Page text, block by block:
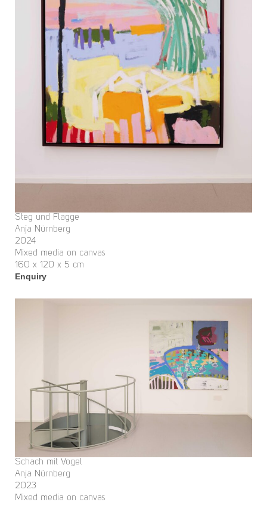
Steg und Flagge
Anja Nürnberg
2024
Mixed media on canvas
160 x 120 x 5 cm
Enquiry
Schach mit Vogel
Anja Nürnberg
2023
Mixed media on canvas